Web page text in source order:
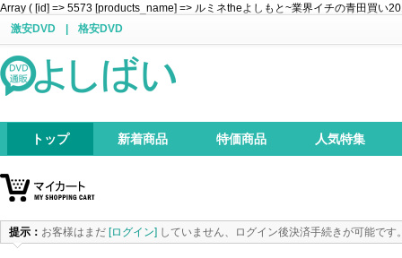
Array ( [id] => 5573 [products_name] => ルミネtheよしもと~業界イチの青田買い
激安DVD
格安DVD
トップ 新着商品 特価商品 人気特集
提示： お客様はまだ [ログイン] していません、ログイン後決済手続きが可能です